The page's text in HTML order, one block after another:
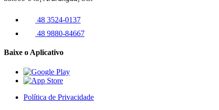
48 3524-0137
48 9880-84667
Baixe o Aplicativo
Política de Privacidade